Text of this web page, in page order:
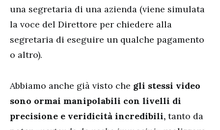
una segretaria di una azienda (viene simulata
la voce del Direttore per chiedere alla
segretaria di eseguire un qualche pagamento
o altro).
Abbiamo anche già visto che gli stessi video
sono ormai manipolabili con livelli di
precisione e veridicità incredibili, tanto da